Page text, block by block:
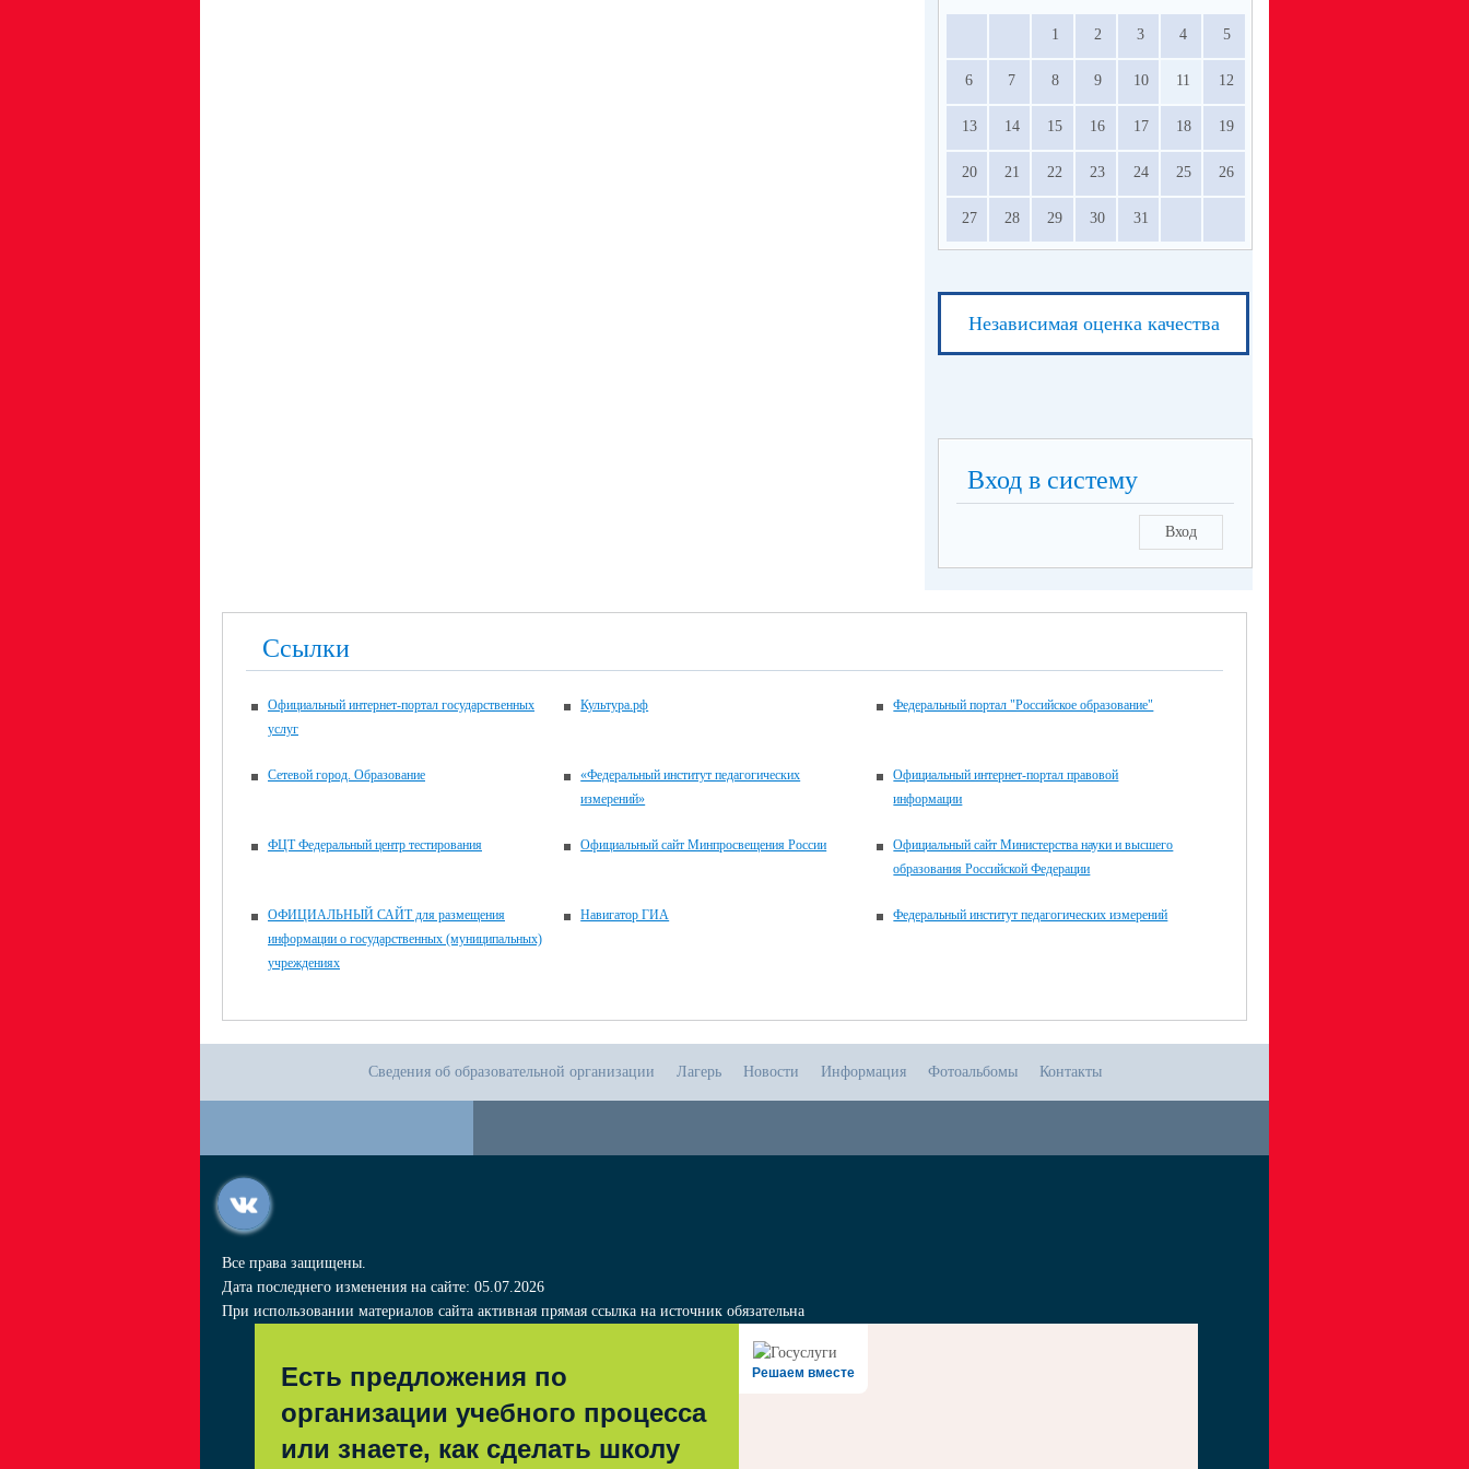
1 2 3 4 5
6 7 8 9 10 11 12
13 14 15 16 17 18 19
20 21 22 23 24 25 26
27 28 29 30 31
Независимая оценка качества
Вход в систему
Вход
Ссылки
Официальный интернет-портал государственных
услуг
Культура.рф Федеральный портал "Российское образование"
Сетевой город. Образование
«Федеральный институт педагогических
измерений»
Официальный интернет-портал правовой
информации
ФЦТ Федеральный центр тестирования Официальный сайт Минпросвещения России
Официальный сайт Министерства науки и высшего
образования Российской Федерации
ОФИЦИАЛЬНЫЙ САЙТ для размещения
информации о государственных (муниципальных)
учреждениях
Навигатор ГИА Федеральный институт педагогических измерений
Сведения об образовательной организации Лагерь Новости Информация Фотоальбомы Контакты
Все права защищены.
Дата последнего изменения на сайте: 05.07.2026
При использовании материалов сайта активная прямая ссылка на источник обязательна
Решаем вместе
Есть предложения по
организации учебного процесса
или знаете, как сделать школу